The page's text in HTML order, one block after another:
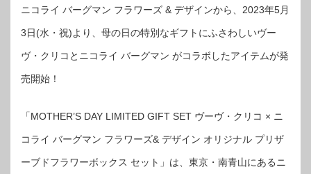
ニコライ バーグマン フラワーズ & デザインから、2023年5月
3日(水・祝)より、母の日の特別なギフトにふさわしいヴー
ヴ・クリコとニコライ バーグマン がコラボしたアイテムが発
売開始！
「MOTHER’S DAY LIMITED GIFT SET ヴーヴ・クリコ × ニ
コライ バーグマン フラワーズ& デザイン オリジナル プリザ
ーブドフラワーボックス セット」は、東京・南青山にあるニ